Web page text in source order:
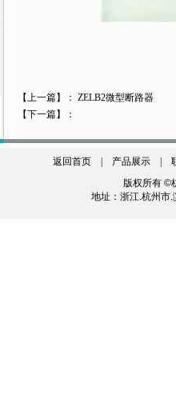
【上一篇】： ZELB2微型断路器
【下一篇】：
返回首页 产品展示
版权所有 ©
地址：浙江.杭州市